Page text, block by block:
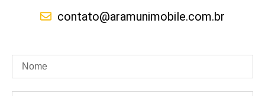
contato@aramunimobile.com.br